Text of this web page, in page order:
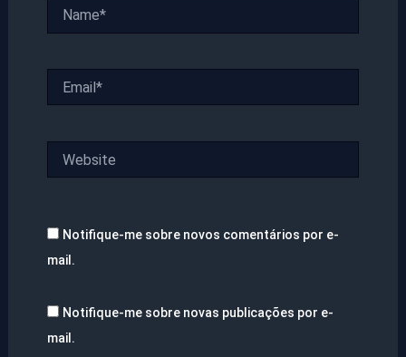
Notifique-me sobre novos comentários por e-
mail.
Notifique-me sobre novas publicações por e-
mail.